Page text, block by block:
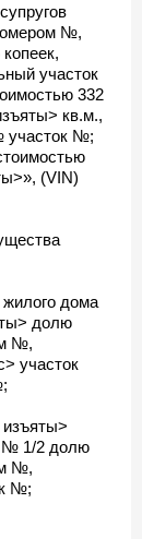
№,
участок
332
кв.м.,
участок №;
(VIN)
дома
долю
№,
участок
№ 1/2 долю
№,
№;